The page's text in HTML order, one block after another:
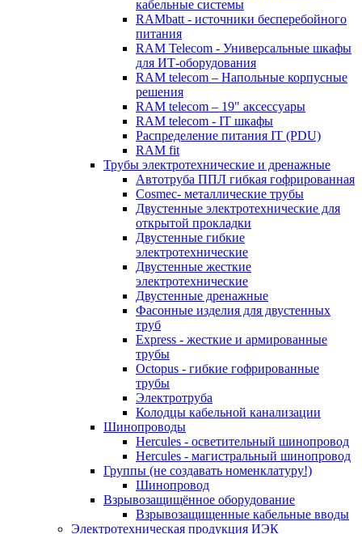
кабельные системы
RAMbatt - источники бесперебойного
питания
RAM Telecom - Универсальные шкафы
для ИТ-оборудования
RAM telecom – Напольные корпусные
решения
RAM telecom – 19" аксессуары
RAM telecom - IT шкафы
Распределение питания IT (PDU)
RAM fit
Трубы электротехнические и дренажные
Автотруба ППЛ гибкая гофрированная
Cosmec- металлические трубы
Двустенные электротехнические для
открытой прокладки
Двустенные гибкие
электротехнические
Двустенные жесткие
электротехнические
Двустенные дренажные
Фасонные изделия для двустенных
труб
Express - жесткие и армированные
трубы
Octopus - гибкие гофрированные
трубы
Электротруба
Колодцы кабельной канализации
Шинопроводы
Hercules - осветительный шинопровод
Hercules - магистральный шинопровод
Группы (не создавать номенклатуру!)
Шинопровод
Взрывозащищённое оборудование
Взрывозащищенные кабельные вводы
Электротехническая продукция ИЭК